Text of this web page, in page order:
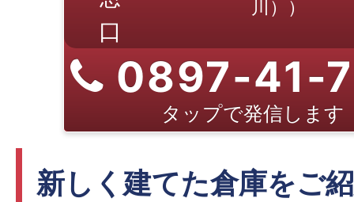
口
川））
0897-41-
タップで発信します
新しく建てた倉庫をご